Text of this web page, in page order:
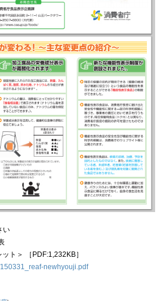
い
ト＞ ［PDF:1,232KB］
newhyouji.pdf